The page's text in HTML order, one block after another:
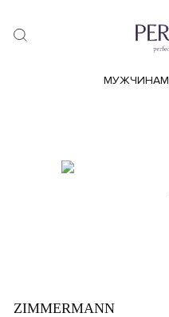
МУЖЧИНАМ
ZIMMERMANN
50